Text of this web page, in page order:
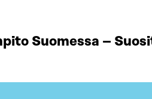
Suomessa –